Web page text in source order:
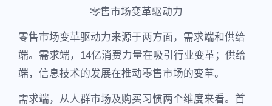
零售市场变革驱动力
零售市场变革驱动力来源于两方面，需求端和供给
端。需求端，14亿消费力量在吸引行业变革；供给
端，信息技术的发展在推动零售市场的变革。
需求端，从人群市场及购买习惯两个维度来看。首